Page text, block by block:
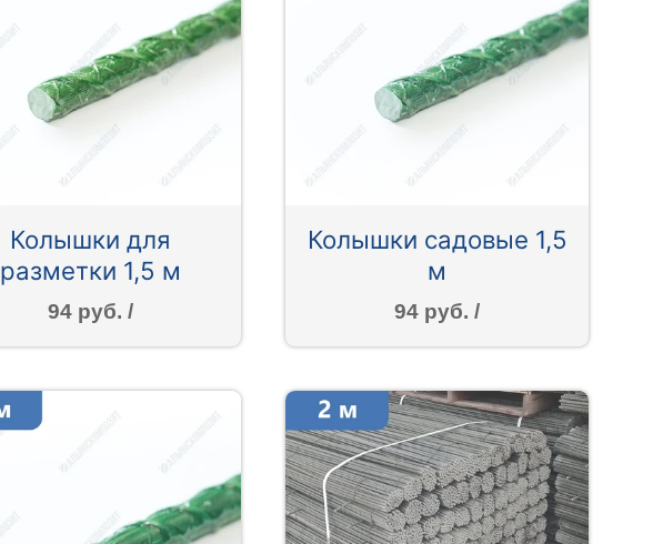
Колышки для
разметки 1,5 м
94 руб. /
Колышки садовые 1,5
м
94 руб. /